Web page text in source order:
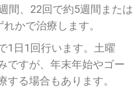
、22回で約5週間または
かで治療します。
1日1回行います。土曜
ですが、年末年始やゴー
する場合もあります。